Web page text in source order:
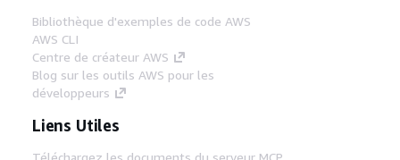
Bibliothèque d'exemples de code AWS
AWS CLI
Centre de créateur AWS
Blog sur les outils AWS pour les
développeurs
Liens Utiles
Téléchargez les documents du serveur MCP